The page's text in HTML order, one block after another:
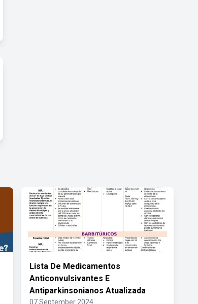
Lista De Medicamentos
Anticonvulsivantes E
Antiparkinsonianos Atualizada
07 September 2024